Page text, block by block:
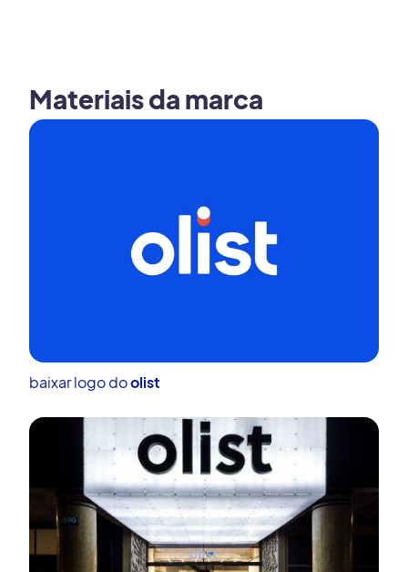
Materiais da marca
baixar logo doolist